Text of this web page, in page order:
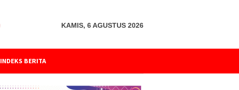
KAMIS, 6 AGUSTUS 2026
INDEKS BERITA